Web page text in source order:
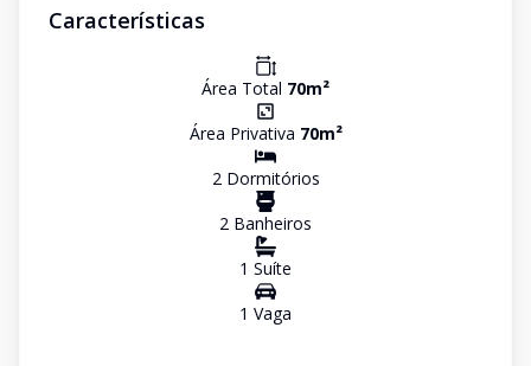
Características
Área Total 70m²
Área Privativa 70m²
2Dormitórios
2 Banheiros
1 Suíte
1 Vaga